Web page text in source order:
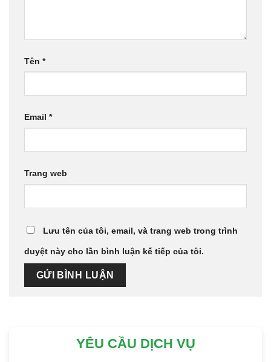
Tên *
Email *
Trang web
Lưu tên của tôi, email, và trang web trong trình
duyệt này cho lần bình luận kế tiếp của tôi.
YÊU CẦU DỊCH VỤ